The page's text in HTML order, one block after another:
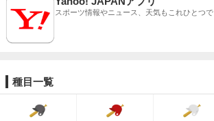
スポーツ情報やニュース、天気もこれひとつで
種目一覧